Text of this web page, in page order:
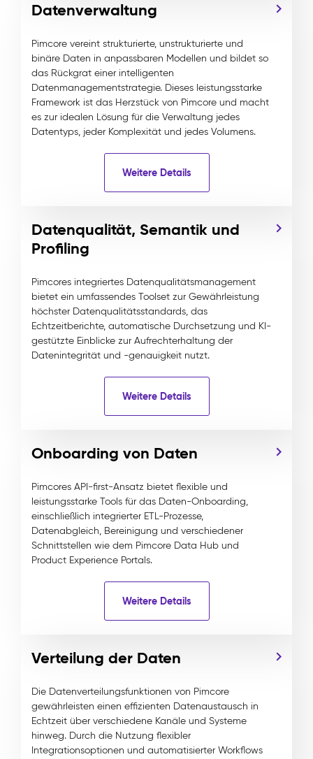
Datenverwaltung
Pimcore vereint strukturierte, unstrukturierte und
binäre Daten in anpassbaren Modellen und bildet so
das Rückgrat einer intelligenten
Datenmanagementstrategie. Dieses leistungsstarke
Framework ist das Herzstück von Pimcore und macht
es zur idealen Lösung für die Verwaltung jedes
Datentyps, jeder Komplexität und jedes Volumens.
Weitere Details
Datenqualität, Semantik und
Profiling
Pimcores integriertes Datenqualitätsmanagement
bietet ein umfassendes Toolset zur Gewährleistung
höchster Datenqualitätsstandards, das
Echtzeitberichte, automatische Durchsetzung und KI-
gestützte Einblicke zur Aufrechterhaltung der
Datenintegrität und -genauigkeit nutzt.
Weitere Details
Onboarding von Daten
Pimcores API-first-Ansatz bietet flexible und
leistungsstarke Tools für das Daten-Onboarding,
einschließlich integrierter ETL-Prozesse,
Datenabgleich, Bereinigung und verschiedener
Schnittstellen wie dem Pimcore Data Hub und
Product Experience Portals.
Weitere Details
Verteilung der Daten
Die Datenverteilungsfunktionen von Pimcore
gewährleisten einen effizienten Datenaustausch in
Echtzeit über verschiedene Kanäle und Systeme
hinweg. Durch die Nutzung flexibler
Integrationsoptionen und automatisierter Workflows